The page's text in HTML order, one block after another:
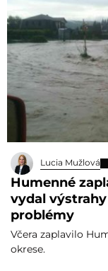
Lucia Mužlová
Humenné
vydal
problémy
Včera zaplavilo
okrese.